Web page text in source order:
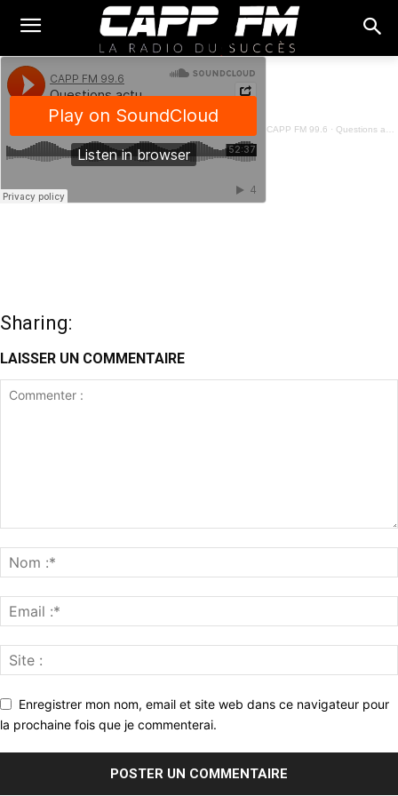
CAPP FM 99.6 · Questions actuelles - Ousmane Aledji - 02 Févier 2024
Sharing:
LAISSER UN COMMENTAIRE
Enregistrer mon nom, email et site web dans ce navigateur pour
la prochaine fois que je commenterai.